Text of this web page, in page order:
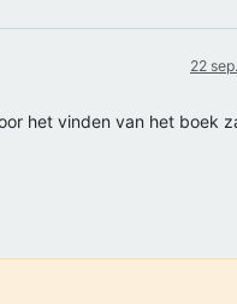
22
het vinden van het boek